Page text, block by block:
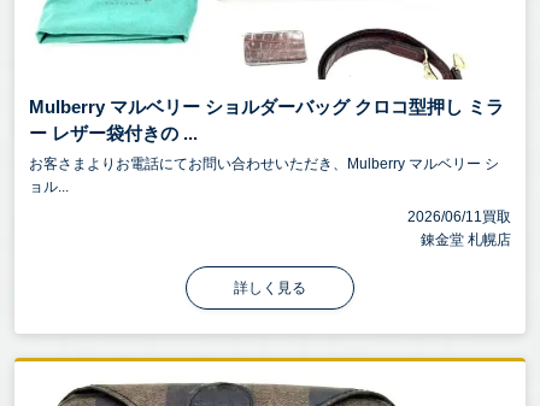
Mulberry マルベリー ショルダーバッグ クロコ型押し ミラ
ー レザー袋付きの ...
お客さまよりお電話にてお問い合わせいただき、Mulberry マルベリー シ
ョル...
2026/06/11買取
錬金堂 札幌店
詳しく見る